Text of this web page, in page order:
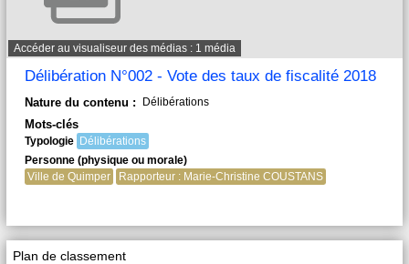
Plan de classement
Accéder au visualiseur des médias : 1 média
Délibération N°002 - Vote des taux de fiscalité 2018
Nature du contenu : Délibérations
Mots-clés
Typologie Délibérations
Personne (physique ou morale)
Ville de Quimper
Rapporteur : Marie-Christine COUSTANS